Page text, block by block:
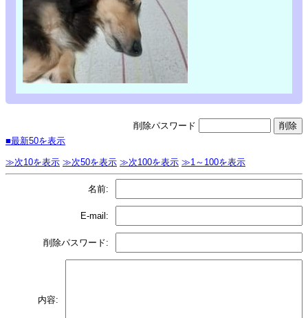
削除パスワード
■最新50を表示
≫次10を表示 ≫次50を表示 ≫次100を表示 ≫1～100を表示
名前:
E-mail:
削除パスワード:
内容: